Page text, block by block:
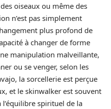
oiseaux ou même des
n’est pas simplement
plus profond de
à changer de forme
manipulation malveillante,
ou se venger, selon les
la sorcellerie est perçue
et le skinwalker est souvent
spirituel de la